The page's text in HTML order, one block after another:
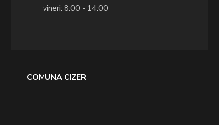
vineri: 8:00 - 14:00
COMUNA CIZER